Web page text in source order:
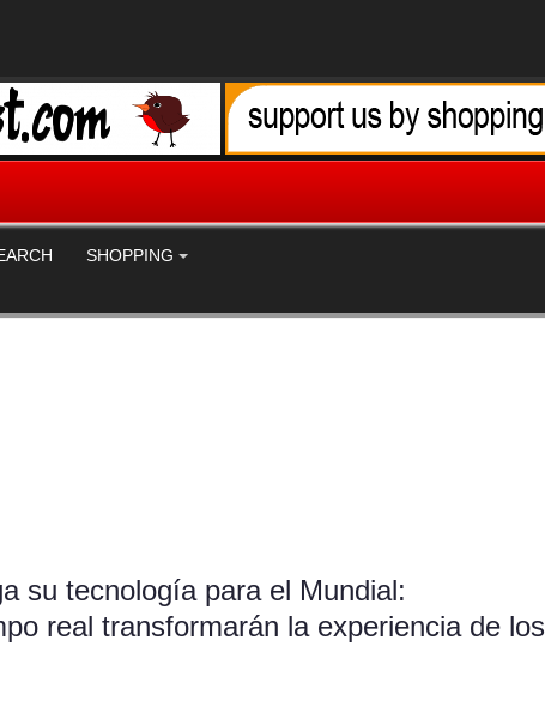
SHOPPING
su tecnología para el Mundial:
real transformarán la experiencia de los